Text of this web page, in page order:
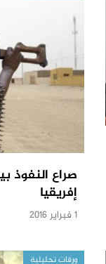
صراع النفوذ
إفريقيا
1 فبراير 2016
ورقات تحليلية